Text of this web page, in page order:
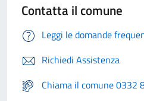
Contatta il comune
Leggi le domande
Richiedi Assistenza
Chiama il comune 0332